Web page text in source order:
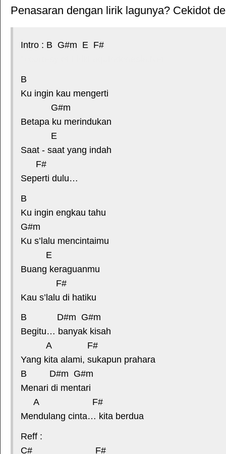
Penasaran dengan lirik lagunya? Cekidot
Intro : B G#m E F#
B
Ku ingin kau mengerti
G#m
Betapa ku merindukan
E
Saat - saat yang indah
F#
Seperti dulu…
B
Ku ingin engkau tahu
G#m
Ku s’lalu mencintaimu
E
Buang keraguanmu
F#
Kau s’lalu di hatiku
B D#m G#m
Begitu… banyak kisah
A F#
Yang kita alami, sukapun prahara
B D#m G#m
Menari di mentari
A F#
Mendulang cinta… kita berdua
Reff :
C# F#